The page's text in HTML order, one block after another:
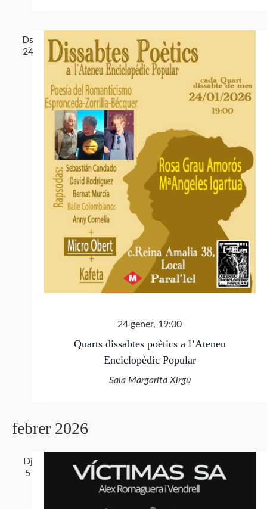
Ds
24
24 gener, 19:00
Quarts dissabtes poètics a l’Ateneu
Enciclopèdic Popular
Sala Margarita Xirgu
febrer 2026
Dj
5